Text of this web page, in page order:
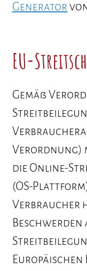
Generator
EU-
Gemäß
Verordnung)
die Online-
(OS-
Verbraucher
Beschwerden
Europäischen